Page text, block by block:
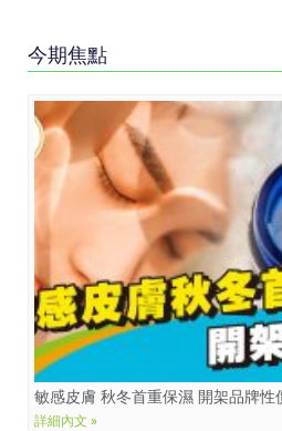
今期焦點
敏感皮膚 秋冬首重保濕 開架品牌性
詳細內文 »